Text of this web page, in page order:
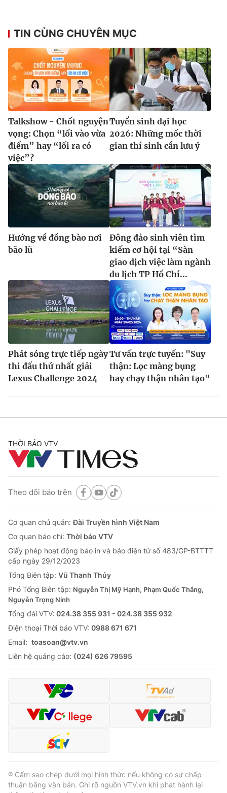
® Cấm sao chép dưới mọi hình thức nếu không có sự chấp
thuận bằng văn bản. Ghi rõ nguồn VTV.vn khi phát hành lại
thông tin từ website này.
TIN CÙNG CHUYÊN MỤC
Talkshow - Chốt nguyện
vọng: Chọn “lối vào vừa
điểm” hay “lối ra có
việc”?
Tuyển sinh đại học
2026: Những mốc thời
gian thí sinh cần lưu ý
Hướng về đồng bào nơi
bão lũ
Đông đảo sinh viên tìm
kiếm cơ hội tại “Sàn
giao dịch việc làm ngành
du lịch TP Hồ Chí...
Phát sóng trực tiếp ngày
thi đấu thứ nhất giải
Lexus Challenge 2024
Tư vấn trực tuyến: "Suy
thận: Lọc màng bụng
hay chạy thận nhân tạo"
THỜI BÁO VTV
Theo dõi báo trên
Cơ quan chủ quản:Đài Truyền hình Việt Nam
Cơ quan báo chí: Thời báo VTV
Giấy phép hoạt động báo in và báo điện tử số 483/GP-BTTTT
cấp ngày 29/12/2023
Tổng Biên tập: Vũ Thanh Thủy
Phó Tổng Biên tập: Nguyễn Thị Mỹ Hạnh, Phạm Quốc Thắng,
Nguyễn Trọng Ninh
Tổng đài VTV: 024.38 355 931 - 024.38 355 932
Ðiện thoại Thời báo VTV: 0988 671 671
Email: toasoan@vtv.vn
Liên hệ quảng cáo: (024) 626 79595
® Cấm sao chép dưới mọi hình thức nếu không có sự chấp
thuận bằng văn bản. Ghi rõ nguồn VTV.vn khi phát hành lại